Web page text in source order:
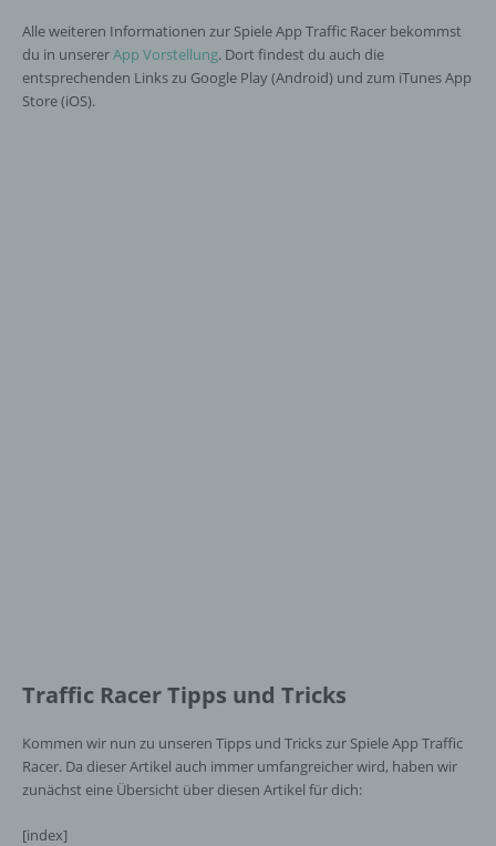
Alle weiteren Informationen zur Spiele App Traffic Racer bekommst
du in unsererApp Vorstellung. Dort findest du auch die
entsprechenden Links zu Google Play (Android) und zum iTunes App
Store (iOS).
Traffic Racer Tipps und Tricks
Kommen wir nun zu unseren Tipps und Tricks zur Spiele App Traffic
Racer. Da dieser Artikel auch immer umfangreicher wird, haben wir
zunächst eine Übersicht über diesen Artikel für dich:
[index]